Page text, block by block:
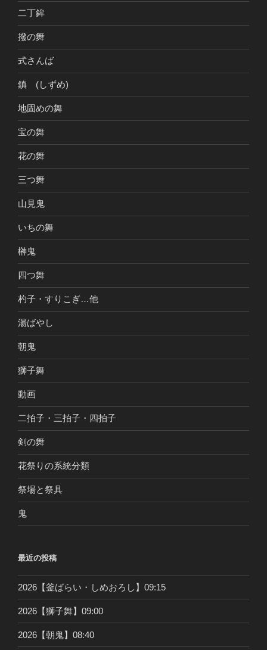
二丁鉾
撥の舞
式さんば
鎮 (しずめ)
地固めの舞
宝の舞
花の舞
三つ舞
山見鬼
いちの舞
榊鬼
四つ舞
杓子・すりこぎ…他
湯ばやし
朝鬼
獅子舞
動画
二拍子・三拍子・四拍子
剣の舞
花祭りの系統分類
祭場と祭具
鬼
最近の投稿
2026【釜ばらい・しめおろし】09:15
2026【獅子舞】09:00
2026【朝鬼】08:40